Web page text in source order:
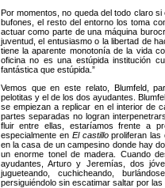
Por momentos, no queda del todo claro
bufones, el resto del entorno los toma
actuar como parte de una máquina
juventud, el entusiasmo o la libertad de
tiene la aparente monotonía de la vida
oficina no es una estúpida institución
fantástica que estúpida.”
Vemos que en este relato, Blumfeld,
pelotitas y el de los dos ayudantes.
se empiezan a replicar en el interior de
partes separadas no logran
fluir entre ellas, estaríamos frente a
especialmente en El castilloproliferan las
en la casa de un campesino donde hay
un enorme tonel de madera. Cuando
ayudantes, Arturo y Jeremías, dos
jugueteando, cuchicheando,
persiguiéndolo sin escatimar saltar por